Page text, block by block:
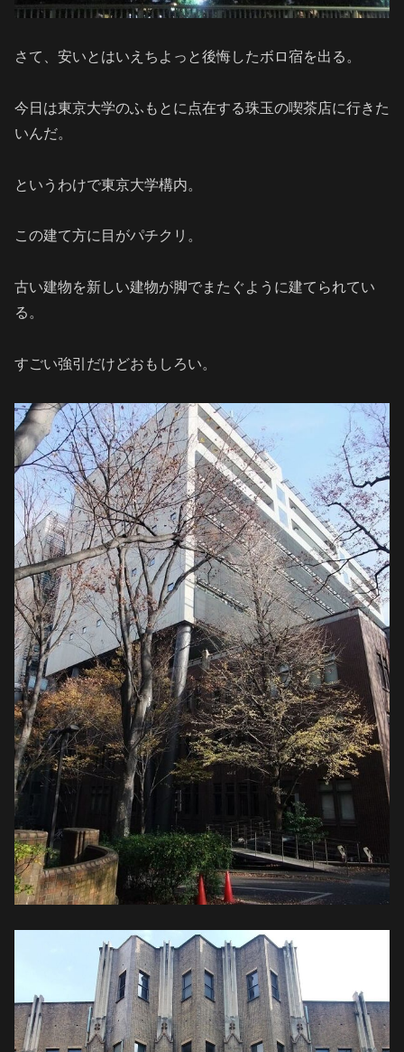
さて、安いとはいえちよっと後悔したボロ宿を出る。
今日は東京大学のふもとに点在する珠玉の喫茶店に行きた
いんだ。
というわけで東京大学構内。
この建て方に目がパチクリ。
古い建物を新しい建物が脚でまたぐように建てられてい
る。
すごい強引だけどおもしろい。